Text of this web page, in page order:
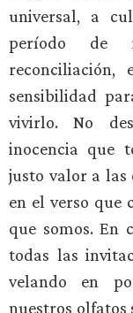
universal, a
período de
sensibilidad
vivirlo. No
inocencia que
justo valor a
en el verso que
que somos. En
todas las
velando en
nuestros olfatos